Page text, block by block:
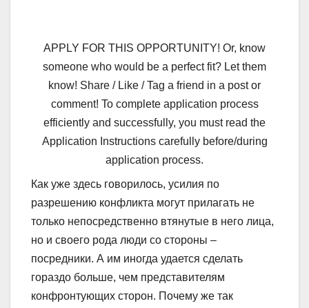
APPLY FOR THIS OPPORTUNITY! Or, know
someone who would be a perfect fit? Let them
know! Share / Like / Tag a friend in a post or
comment! To complete application process
efficiently and successfully, you must read the
Application Instructions carefully before/during
application process.
Как уже здесь говорилось, усилия по
разрешению конфликта могут прилагать не
только непосредственно втянутые в него лица,
но и своего рода люди со стороны –
посредники. А им иногда удается сделать
гораздо больше, чем представителям
конфронтующих сторон. Почему же так